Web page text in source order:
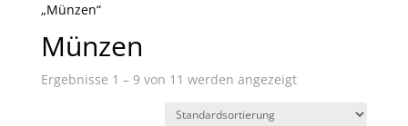
„Münzen“
Münzen
Ergebnisse 1 – 9 von 11 werden angezeigt